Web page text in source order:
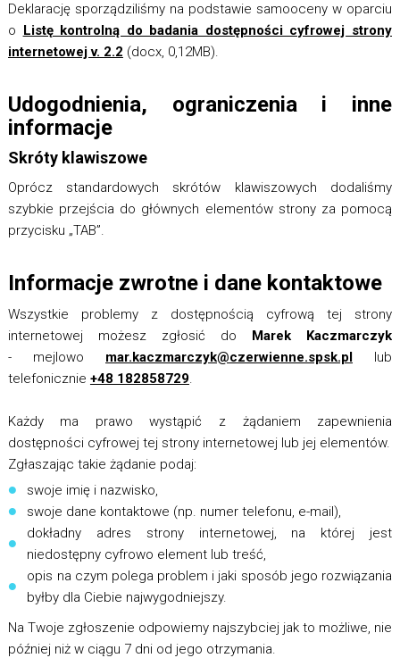
Deklarację sporządziliśmy na podstawie samooceny w oparciu
o Listę kontrolną do badania dostępności cyfrowej strony
internetowej v. 2.2 (docx, 0,12MB).
Udogodnienia, ograniczenia i inne
informacje
Skróty klawiszowe
Oprócz standardowych skrótów klawiszowych dodaliśmy
szybkie przejścia do głównych elementów strony za pomocą
przycisku „TAB”.
Informacje zwrotne i dane kontaktowe
Wszystkie problemy z dostępnością cyfrową tej strony
internetowej możesz zgłosić do Marek Kaczmarczyk
- mejlowo mar.kaczmarczyk@czerwienne.spsk.pl lub
telefonicznie +48 182858729.
Każdy ma prawo wystąpić z żądaniem zapewnienia
dostępności cyfrowej tej strony internetowej lub jej elementów.
Zgłaszając takie żądanie podaj:
swoje imię i nazwisko,
swoje dane kontaktowe (np. numer telefonu, e-mail),
dokładny adres strony internetowej, na której jest
niedostępny cyfrowo element lub treść,
opis na czym polega problem i jaki sposób jego rozwiązania
byłby dla Ciebie najwygodniejszy.
Na Twoje zgłoszenie odpowiemy najszybciej jak to możliwe, nie
później niż w ciągu 7 dni od jego otrzymania.